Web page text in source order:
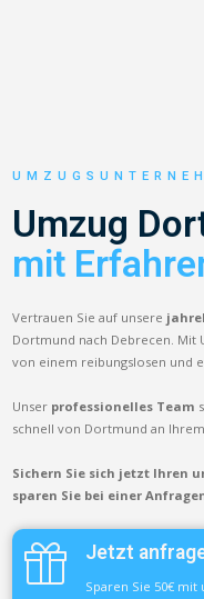
Umzug
mit
Vertrauen Sie auf unsere
Dortmund nach Debrecen.
von einem reibungslosen und
Unser professionelles Team
schnell von Dortmund an
Sichern Sie sich jetzt Ihren
sparen Sie bei einer
Jetzt
Sparen Sie 50€